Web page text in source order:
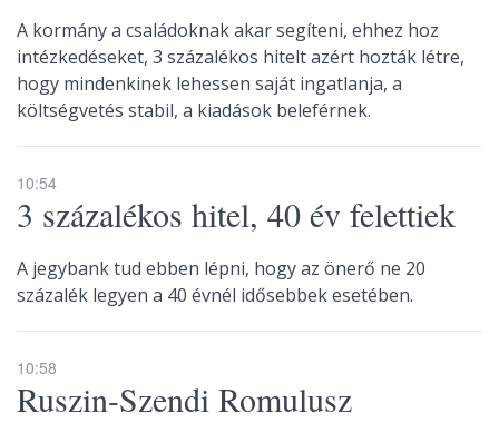
A kormány a családoknak akar segíteni, ehhez hoz
intézkedéseket, 3 százalékos hitelt azért hozták létre,
hogy mindenkinek lehessen saját ingatlanja, a
költségvetés stabil, a kiadások beleférnek.
10:54
3 százalékos hitel, 40 év felettiek
A jegybank tud ebben lépni, hogy az önerő ne 20
százalék legyen a 40 évnél idősebbek esetében.
10:58
Ruszin-Szendi Romulusz